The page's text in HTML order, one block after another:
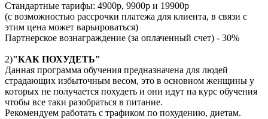
Стандартные тарифы: 4900р, 9900р и 19900р
(с возможностью рассрочки платежа для клиента, в связи с
этим цена может варьироваться)
Партнерское вознаграждение (за оплаченный счет) - 30%
2)"КАК ПОХУДЕТЬ"
Данная программа обучения предназначена для людей
страдающих избыточным весом, это в основном женщины у
которых не получается похудеть и они идут на курс обучения
чтобы все таки разобраться в питание.
Рекомендуем работать с трафиком по похудению, диетам.